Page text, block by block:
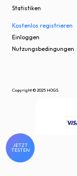
Statistiken
Kostenlos registrieren
Einloggen
Nutzungsbedingungen
Copyright © 2025 HOGS
JETZT
TESTEN